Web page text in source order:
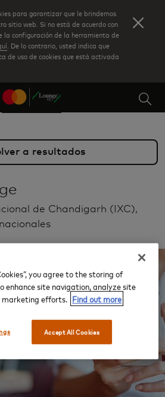
para garantizar que le brindemos
sitio web. Si no está de acuerdo con
la configuración de la herramienta de
. De lo contrario, usted indica que
de uso de cookies que está activada
a resultados
de Chandigarh (IXC),
you agree to the storing of
enhance site navigation, analyze site
marketing efforts. Find out more
Accept All Cookies